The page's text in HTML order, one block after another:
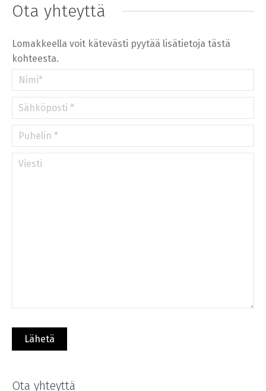
©OpenStreetMap contributors.
»
Ota yhteyttä
Lomakkeella voit kätevästi pyytää lisätietoja tästä
kohteesta.
Ota yhteyttä